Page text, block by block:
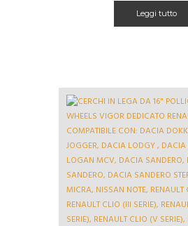
era:
€ 679.99.€
Leggi tutto